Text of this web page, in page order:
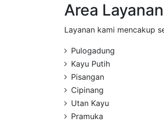
Area
Layanan kami mencakup
Pulogadung
Kayu Putih
Pisangan
Cipinang
Utan Kayu
Pramuka